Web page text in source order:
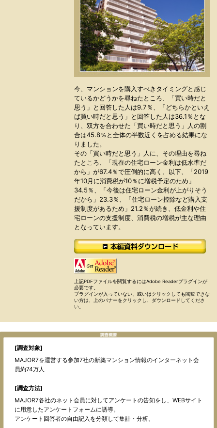
今、マンションを購入すべきタイミングと感じ
ているかどうかを尋ねたところ、「買い時だと
思う」と回答した人は9.7％、「どちらかといえ
ば買い時だと思う」と回答した人は36.1％とな
り、双方を合わせた「買い時だと思う」人の割
合は45.8％と全体の半数近くを占める結果にな
りました。
その「買い時だと思う」人に、その理由を尋ね
たところ、「現在の住宅ローン金利は低水準だ
から」が67.4％で圧倒的に高く、以下、「2019
年10月に消費税が10％に増税予定のため」
34.5％、「今後は住宅ローン金利が上がりそう
だから」23.3％、「住宅ローン控除など購入支
援制度があるため」21.2％が続き、低金利や住
宅ローンの支援制度、消費税の増税が主な理由
となっています。
上記PDFファイルを閲覧するにはAdobe Readerプラグインが
必要です。
プラグインが入っていない、或いはクリックしても閲覧できな
い方は、上のバナーをクリックし、ダウンロードしてくださ
い。
[調査対象]
MAJOR7を運営する参加7社の新築マンション情報のインターネット会
員約74万人
[調査方法]
MAJOR7各社のネット会員に対してアンケートの告知をし、WEBサイト
に用意したアンケートフォームに誘導。
アンケート回答者の自由記入を分類して集計・分析。